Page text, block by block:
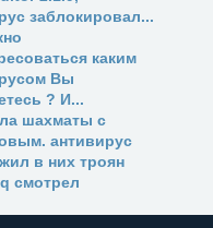
заблокировал...
каким
Вы
? И...
шахматы с
антивирус
в них троян
смотрел